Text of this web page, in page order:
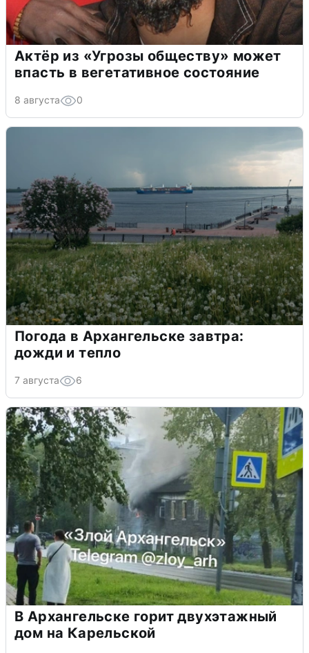
Актёр из «Угрозы обществу» может
впасть в вегетативное состояние
8 августа 0
Погода в Архангельске завтра:
дожди и тепло
7 августа 6
В Архангельске горит двухэтажный
дом на Карельской